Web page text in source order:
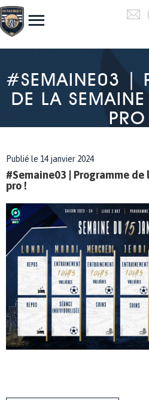
#SEMAINE03 |
DE LA SEMAINE
Publié le 14 janvier 2024
#Semaine03 | Programme
pro !